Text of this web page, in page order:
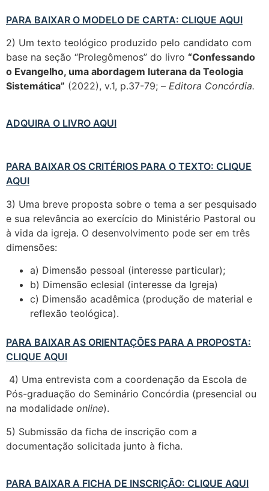
PARA BAIXAR O MODELO DE CARTA: CLIQUE AQUI
2) Um texto teológico produzido pelo candidato com
base na seção “Prolegômenos” do livro “Confessando
o Evangelho, uma abordagem luterana da Teologia
Sistemática” (2022), v.1, p.37-79; – Editora Concórdia.
ADQUIRA O LIVRO AQUI
PARA BAIXAR OS CRITÉRIOS PARA O TEXTO: CLIQUE
AQUI
3) Uma breve proposta sobre o tema a ser pesquisado
e sua relevância ao exercício do Ministério Pastoral ou
à vida da igreja. O desenvolvimento pode ser em três
dimensões:
a) Dimensão pessoal (interesse particular);
b) Dimensão eclesial (interesse da Igreja)
c) Dimensão acadêmica (produção de material e
reflexão teológica).
PARA BAIXAR AS ORIENTAÇÕES PARA A PROPOSTA:
CLIQUE AQUI
4) Uma entrevista com a coordenação da Escola de
Pós-graduação do Seminário Concórdia (presencial ou
na modalidade online).
5) Submissão da ficha de inscrição com a
documentação solicitada junto à ficha.
PARA BAIXAR A FICHA DE INSCRIÇÃO: CLIQUE AQUI